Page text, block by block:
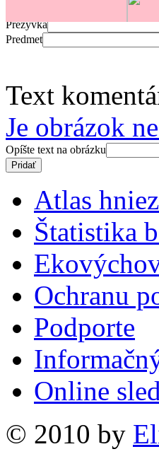
Prezývka
Predmet
Text
Je obrázok
Opíšte text na obrázku
Atlas
Štatistika
Ochranu
Podporte
Online
© 2010 by